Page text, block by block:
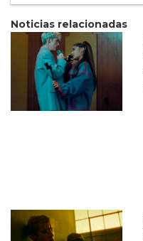
Noticias relacionadas